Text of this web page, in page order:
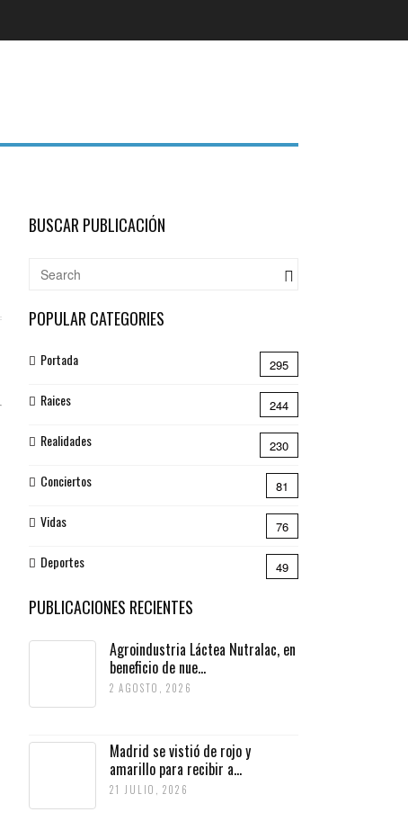
BUSCAR PUBLICACIÓN
POPULAR CATEGORIES
Portada 295
Raices 244
Realidades 230
Conciertos 81
Vidas 76
Deportes 49
PUBLICACIONES RECIENTES
Agroindustria Láctea Nutralac, en
beneficio de nue...
2 AGOSTO, 2026
Madrid se vistió de rojo y
amarillo para recibir a...
21 JULIO, 2026